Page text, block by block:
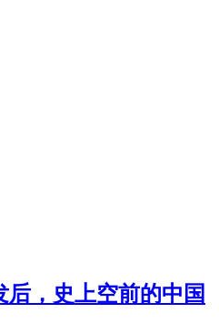
，史上空前的中国